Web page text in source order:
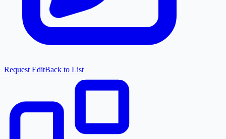
Request EditBack to List